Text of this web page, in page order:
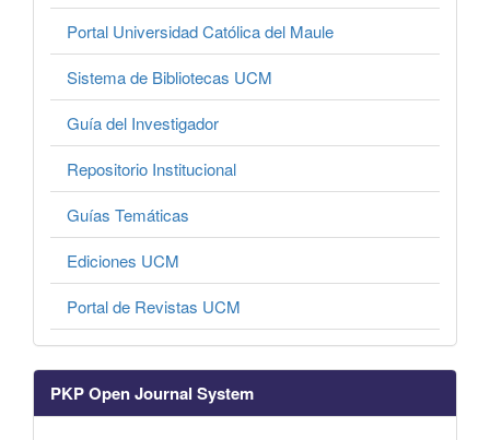
Portal Universidad Católica del Maule
Sistema de Bibliotecas UCM
Guía del Investigador
Repositorio Institucional
Guías Temáticas
Ediciones UCM
Portal de Revistas UCM
PKP Open Journal System